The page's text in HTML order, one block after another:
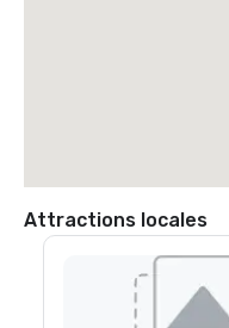
Attractions locales